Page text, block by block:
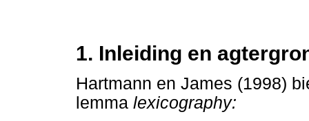
1. Inleiding en
Hartmann en James (1998)
lemma lexicography: